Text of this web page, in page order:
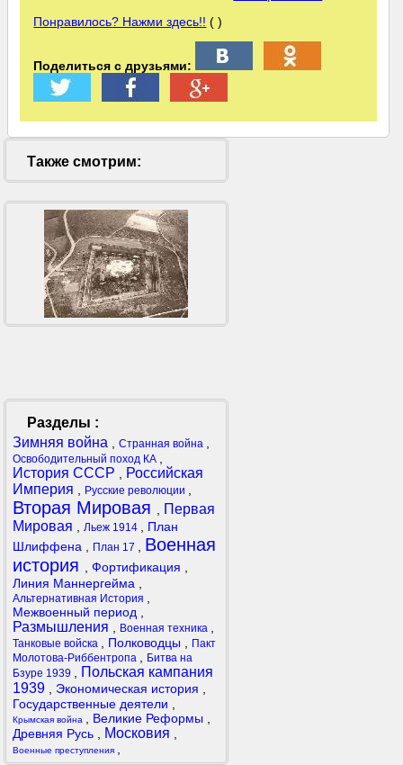
Понравилось? Нажми здесь!! ( )
Поделиться с друзьями:
Также смотрим:
Разделы :
Зимняя война
Странная война
Освободительный поход КА
История СССР
Российская
Империя
Русские революции
Вторая Мировая
Первая
Мировая
Льеж 1914
План
Шлиффена
План 17
Военная
история
Фортификация
Линия Маннергейма
Альтернативная История
Межвоенный период
Размышления Военная техника
Танковые войска Полководцы
Пакт
Молотова-Риббентропа
Битва на
Бзуре 1939
Польская кампания
1939
Экономическая история
Государственные деятели
Крымская война Великие Реформы
Древняя Русь
Московия
Военные преступления